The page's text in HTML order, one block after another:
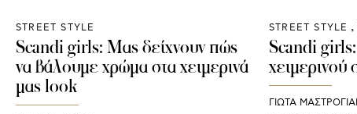
STREET STYLE
Scandi girls: Μας δείχνουν πώς
να βάλουμε χρώμα στα χειμερινά
μας look
STREET STYLE
Scandi
χειμερινού
ΓΙΩΤΑ